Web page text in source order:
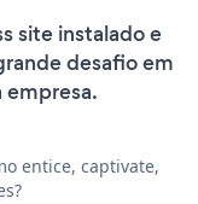
site instalado e
desafio em
empresa.
entice, captivate,